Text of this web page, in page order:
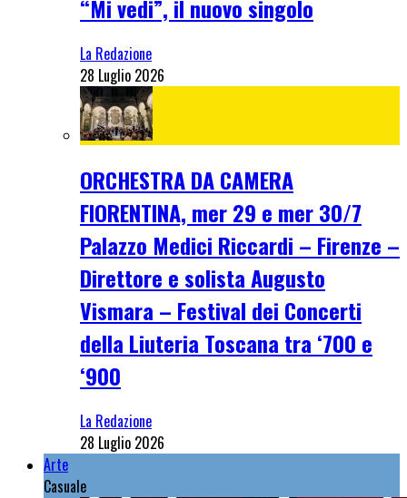
“Mi vedi”, il nuovo singolo
La Redazione
28 Luglio 2026
ORCHESTRA DA CAMERA
FIORENTINA, mer 29 e mer 30/7
Palazzo Medici Riccardi – Firenze –
Direttore e solista Augusto
Vismara – Festival dei Concerti
della Liuteria Toscana tra ‘700 e
‘900
La Redazione
28 Luglio 2026
Arte
Casuale